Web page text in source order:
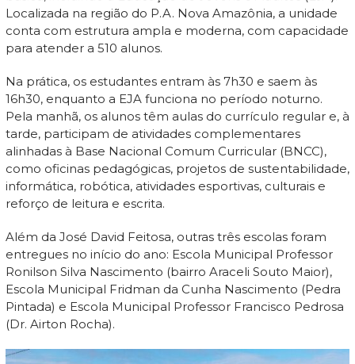
Localizada na região do P.A. Nova Amazônia, a unidade
conta com estrutura ampla e moderna, com capacidade
para atender a 510 alunos.
Na prática, os estudantes entram às 7h30 e saem às
16h30, enquanto a EJA funciona no período noturno.
Pela manhã, os alunos têm aulas do currículo regular e, à
tarde, participam de atividades complementares
alinhadas à Base Nacional Comum Curricular (BNCC),
como oficinas pedagógicas, projetos de sustentabilidade,
informática, robótica, atividades esportivas, culturais e
reforço de leitura e escrita.
Além da José David Feitosa, outras três escolas foram
entregues no início do ano: Escola Municipal Professor
Ronilson Silva Nascimento (bairro Araceli Souto Maior),
Escola Municipal Fridman da Cunha Nascimento (Pedra
Pintada) e Escola Municipal Professor Francisco Pedrosa
(Dr. Airton Rocha).